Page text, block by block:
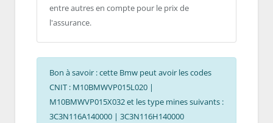
entre autres en compte pour le prix de
l'assurance.
Bon à savoir : cette Bmw peut avoir les codes
CNIT : M10BMWVP015L020 |
M10BMWVP015X032 et les type mines suivants :
3C3N116A140000 | 3C3N116H140000